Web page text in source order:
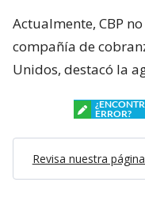
Actualmente, CBP
compañía de
Unidos, destacó la
ERROR?
Revisa nuestra